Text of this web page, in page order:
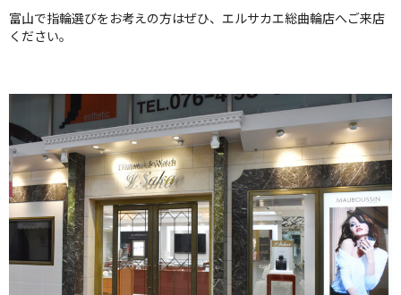
富山で指輪選びをお考えの方はぜひ、エルサカエ総曲輪店へご来店
ください。